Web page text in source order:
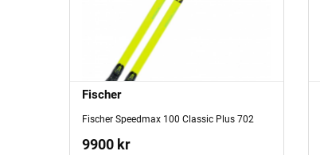
Fischer
Fischer Speedmax 100 Classic Plus 702
9900 kr